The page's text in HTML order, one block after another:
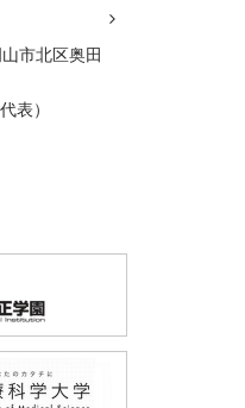
市北区奥田
表）